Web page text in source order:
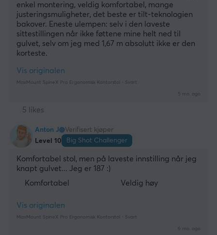
enkel montering, veldig komfortabel, mange
justeringsmuligheter, det beste er tilt-teknologien
bakover. Eneste ulempen: selv i den laveste
sittestillingen når ikke føttene mine helt ned til
gulvet, selv om jeg med 1,67 m absolutt ikke er den
korteste.
Vis originalen
MaxMount SpineX Pro Ergonomisk Kontorstol - Svart
5 mo. ago
5 likes
Anton J
Verifisert kjøper
Level 10
Big Shot Challenger
Komfortabel stol, men på laveste innstilling når jeg
knapt gulvet... Jeg er 187 :)
Komfortabel
Veldig høy
Vis originalen
MaxMount SpineX Pro Ergonomisk Kontorstol - Svart
6 mo. ago